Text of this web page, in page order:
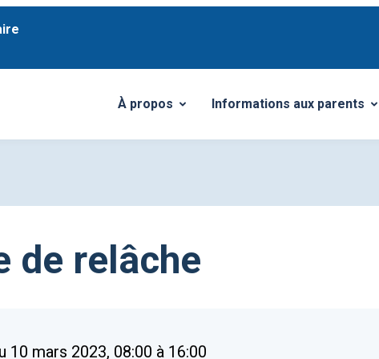
À propos
Ouvrir/Fermer le sous-menuInformations aux parents
Ouvrir/Fermer le sous-menu
de relâche
10 mars 2023, 08:00 à 16:00